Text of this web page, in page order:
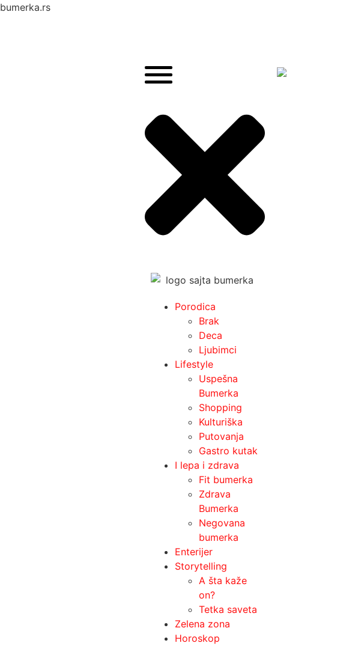
bumerka.rs
Porodica
Brak
Deca
Ljubimci
Lifestyle
Uspešna
Bumerka
Shopping
Kulturiška
Putovanja
Gastro kutak
I lepa i zdrava
Fit bumerka
Zdrava
Bumerka
Negovana
bumerka
Enterijer
Storytelling
A šta kaže
on?
Tetka saveta
Zelena zona
Horoskop